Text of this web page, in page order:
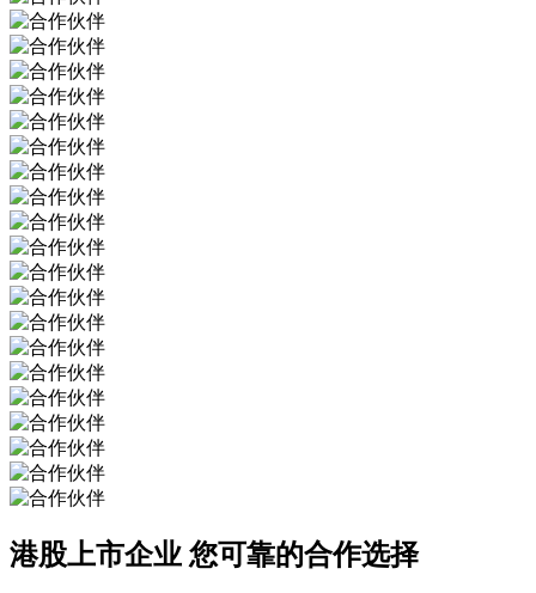
港股上市企业 您可靠的合作选择